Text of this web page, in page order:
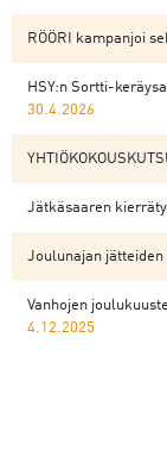
RÖÖRI kampanjoi
HSY:n Sortti-
30.4.2026
Jätkäsaaren
Joulunajan
Vanhojen
4.12.2025